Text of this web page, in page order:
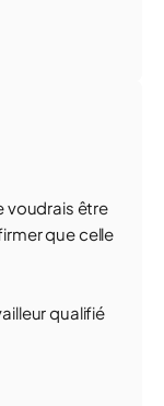
voudrais être
que celle
qualifié